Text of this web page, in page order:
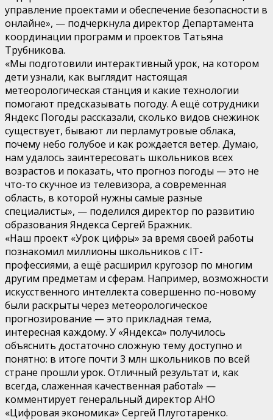
управление проектами и обеспечение безопасности в
онлайне», — подчеркнула директор Департамента
координации программ и проектов Татьяна
Трубникова.
«Мы подготовили интерактивный урок, на котором
дети узнали, как выглядит настоящая
метеорологическая станция и какие технологии
помогают предсказывать погоду. А ещё сотрудники
Яндекс Погоды рассказали, сколько видов снежинок
существует, бывают ли перламутровые облака,
почему небо голубое и как рождается ветер. Думаю,
нам удалось заинтересовать школьников всех
возрастов и показать, что прогноз погоды — это не
что-то скучное из телевизора, а современная
область, в которой нужны самые разные
специалисты», — поделился директор по развитию
образования Яндекса Сергей Бражник.
«Наш проект «Урок цифры» за время своей работы
познакомил миллионы школьников с IT-
профессиями, а ещё расширил кругозор по многим
другим предметам и сферам. Например, возможности
искусственного интеллекта совершенно по-новому
были раскрыты через метеорологическое
прогнозирование — это прикладная тема,
интересная каждому. У «Яндекса» получилось
объяснить достаточно сложную тему доступно и
понятно: в итоге почти 3 млн школьников по всей
стране прошли урок. Отличный результат и, как
всегда, слаженная качественная работа!» —
комментирует генеральный директор АНО
«Цифровая экономика» Сергей Плуготаренко.